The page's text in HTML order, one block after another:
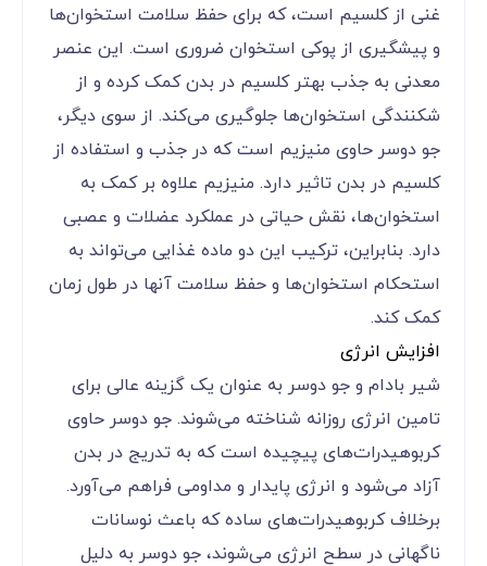
غنی از کلسیم است، که برای حفظ سلامت استخوان‌ها
و پیشگیری از پوکی استخوان ضروری است. این عنصر
معدنی به جذب بهتر کلسیم در بدن کمک کرده و از
شکنندگی استخوان‌ها جلوگیری می‌کند. از سوی دیگر،
جو دوسر حاوی منیزیم است که در جذب و استفاده از
کلسیم در بدن تاثیر دارد. منیزیم علاوه بر کمک به
استخوان‌ها، نقش حیاتی در عملکرد عضلات و عصبی
دارد. بنابراین، ترکیب این دو ماده غذایی می‌تواند به
استحکام استخوان‌ها و حفظ سلامت آنها در طول زمان
کمک کند.
افزایش انرژی
شیر بادام و جو دوسر به عنوان یک گزینه عالی برای
تامین انرژی روزانه شناخته می‌شوند. جو دوسر حاوی
کربوهیدرات‌های پیچیده است که به تدریج در بدن
آزاد می‌شود و انرژی پایدار و مداومی فراهم می‌آورد.
برخلاف کربوهیدرات‌های ساده که باعث نوسانات
ناگهانی در سطح انرژی می‌شوند، جو دوسر به دلیل